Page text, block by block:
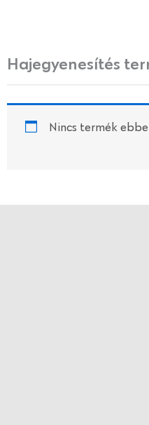
Hajegyenesítés
Nincs termék